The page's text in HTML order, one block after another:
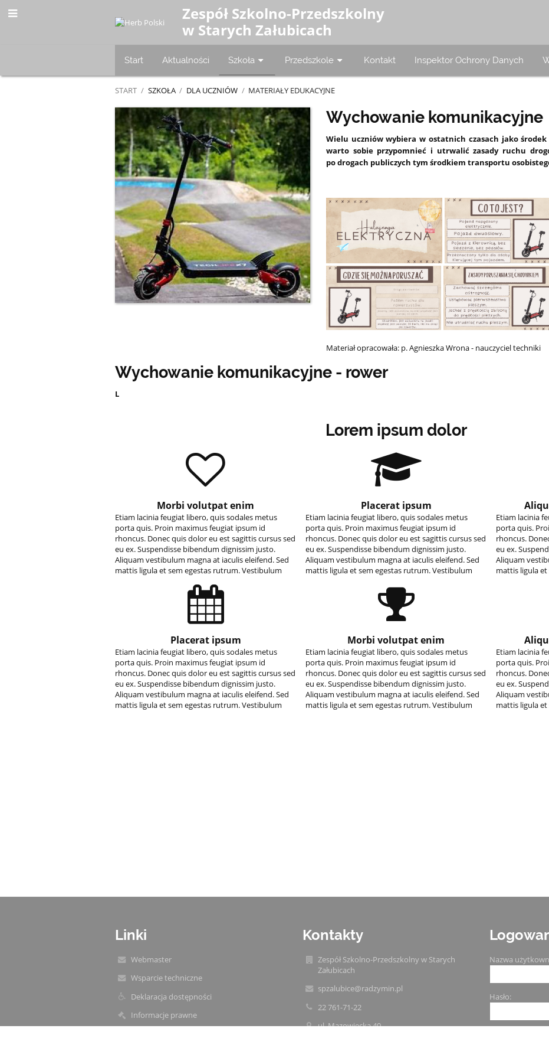
Zespół Szkolno-Przedszkolny
w Starych Załubicach
Start Aktualności Szkoła Przedszkole Kontakt Inspektor Ochrony Danych
START / SZKOŁA / DLA UCZNIÓW / MATERIAŁY EDUKACYJNE
Materiały
edukacyjne
Wychowanie komunikacyjne
Wielu uczniów wybiera w ostatnich czasach jako
warto sobie przypomnieć i utrwalić zasady ruchu
po drogach publiczych tym środkiem transportu
Materiał opracowała: p. Agnieszka Wrona - nauczyciel techniki
Wychowanie komunikacyjne - rower
L
Lorem ipsum dolor
Morbi volutpat enim
Etiam lacinia feugiat libero, quis sodales metus
porta quis. Proin maximus feugiat ipsum id
rhoncus. Donec quis dolor eu est sagittis cursus sed
eu ex. Suspendisse bibendum dignissim justo.
Aliquam vestibulum magna at iaculis eleifend. Sed
mattis ligula et sem egestas rutrum. Vestibulum
Placerat ipsum
Etiam lacinia feugiat libero, quis sodales metus
porta quis. Proin maximus feugiat ipsum id
rhoncus. Donec quis dolor eu est sagittis cursus sed
eu ex. Suspendisse bibendum dignissim justo.
Aliquam vestibulum magna at iaculis eleifend. Sed
mattis ligula et sem egestas rutrum. Vestibulum
Etiam lacinia
porta quis.
rhoncus.
eu ex.
Aliquam
mattis ligula
Placerat ipsum
Etiam lacinia feugiat libero, quis sodales metus
porta quis. Proin maximus feugiat ipsum id
rhoncus. Donec quis dolor eu est sagittis cursus sed
eu ex. Suspendisse bibendum dignissim justo.
Aliquam vestibulum magna at iaculis eleifend. Sed
mattis ligula et sem egestas rutrum. Vestibulum
Morbi volutpat enim
Etiam lacinia feugiat libero, quis sodales metus
porta quis. Proin maximus feugiat ipsum id
rhoncus. Donec quis dolor eu est sagittis cursus sed
eu ex. Suspendisse bibendum dignissim justo.
Aliquam vestibulum magna at iaculis eleifend. Sed
mattis ligula et sem egestas rutrum. Vestibulum
Etiam lacinia
porta quis.
rhoncus.
eu ex.
Aliquam
mattis ligula
Linki
Webmaster
Wsparcie techniczne
Deklaracja dostępności
Informacje prawne
Kontakty
Zespół Szkolno-Przedszkolny w Starych
Załubicach
spzalubice@radzymin.pl
22 761-71-22
ul. Mazowiecka 40
Nazwa
Hasło: